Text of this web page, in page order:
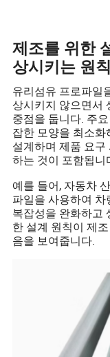
제조를 위한
상시키는 원칙
유리섬유 프로파일
상시키지 않으면서
중점을 둡니다. 주
잡한 모양을 최소
설계하며 제품 요
하는 것이 포함됩니
예를 들어, 자동차
파일을 사용하여
복잡성을 완화하고
한 설계 원칙이 제
음을 보여줍니다.